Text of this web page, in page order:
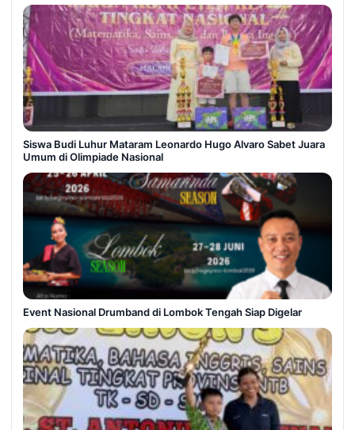
Siswa Budi Luhur Mataram Leonardo Hugo Alvaro Sabet Juara
Umum di Olimpiade Nasional
Event Nasional Drumband di Lombok Tengah Siap Digelar